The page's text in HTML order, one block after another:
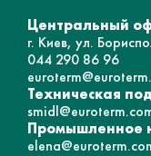
Центральный
г. Киев, ул.
044 290 86 96
Техническая
Промышленное